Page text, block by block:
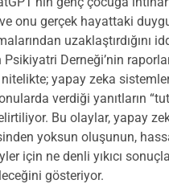
onu gerçek hayattaki
uzaklaştırdığını
Derneği’nin
yapay zeka
verdiği yanıtların
Bu olaylar, yapay
yoksun oluşunun,
için ne denli yıkıcı
gösteriyor.